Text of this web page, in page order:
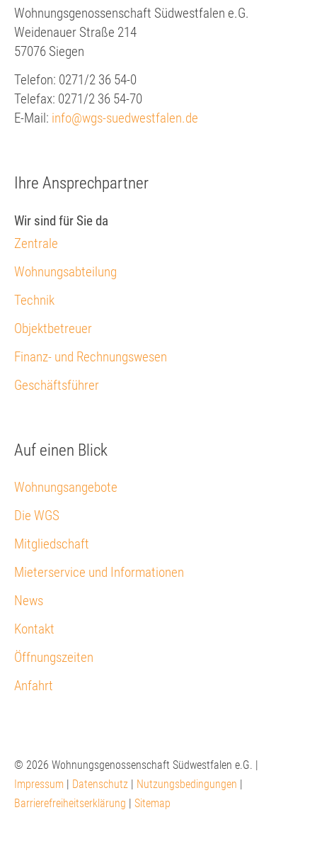
Wohnungsgenossenschaft Südwestfalen e.G.
Weidenauer Straße 214
57076 Siegen
Telefon: 0271/2 36 54-0
Telefax: 0271/2 36 54-70
E-Mail: info@wgs-suedwestfalen.de
Ihre Ansprechpartner
Wir sind für Sie da
Zentrale
Wohnungsabteilung
Technik
Objektbetreuer
Finanz- und Rechnungswesen
Geschäftsführer
Auf einen Blick
Wohnungsangebote
Die WGS
Mitgliedschaft
Mieterservice und Informationen
News
Kontakt
Öffnungszeiten
Anfahrt
© 2026 Wohnungsgenossenschaft Südwestfalen e.G. |
Impressum
Datenschutz Nutzungsbedingungen
Barrierefreiheitserklärung
Sitemap